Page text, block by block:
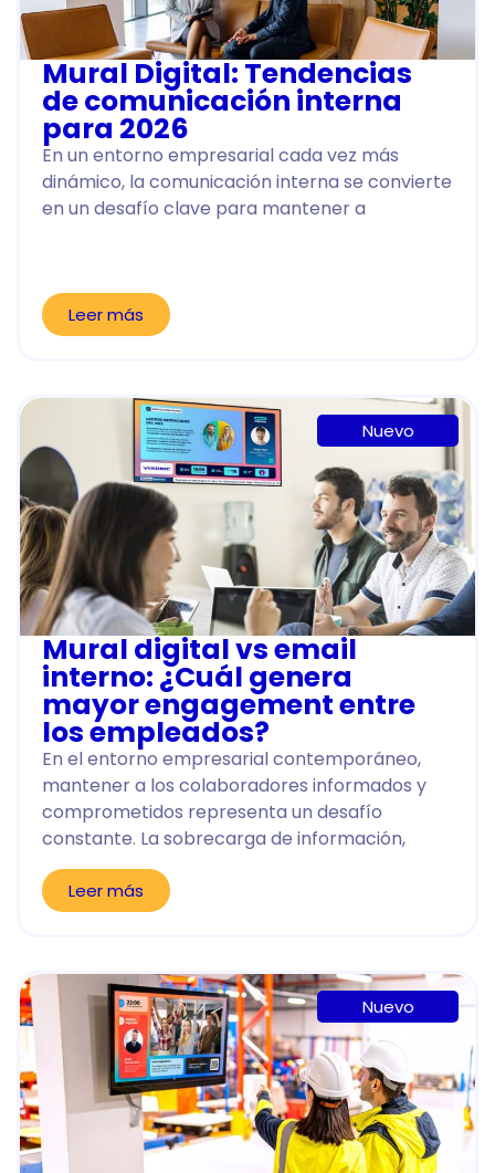
Mural Digital: Tendencias
de comunicación interna
para 2026
En un entorno empresarial cada vez más
dinámico, la comunicación interna se convierte
en un desafío clave para mantener a
Leer más
Nuevo
Mural digital vs email
interno: ¿Cuál genera
mayor engagement entre
los empleados?
En el entorno empresarial contemporáneo,
mantener a los colaboradores informados y
comprometidos representa un desafío
constante. La sobrecarga de información,
Leer más
Nuevo